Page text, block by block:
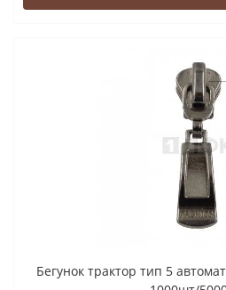
Бегунок трактор тип 5